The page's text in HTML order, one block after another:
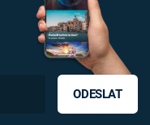
ODESLAT